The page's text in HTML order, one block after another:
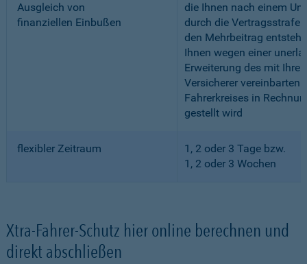
Ausgleich von
finanziellen Einbußen
die Ihnen nach einem
durch die Vertragsstrafe
den Mehrbeitrag
Ihnen wegen einer
Erweiterung des mit
Versicherer vereinbarten
Fahrerkreises in
gestellt wird
flexibler Zeitraum
1, 2 oder 3 Tage bzw.
1, 2 oder 3 Wochen
Xtra-Fahrer-Schutz hier online berechnen und
direkt abschließen